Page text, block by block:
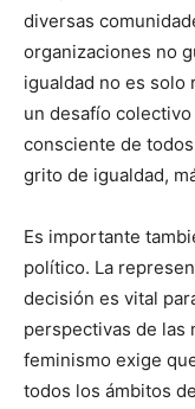
diversas
organizaciones no
igualdad no es solo
un desafío
consciente de
grito de igualdad,
Es importante
político. La
decisión es vital
perspectivas de las
feminismo exige
todos los ámbitos